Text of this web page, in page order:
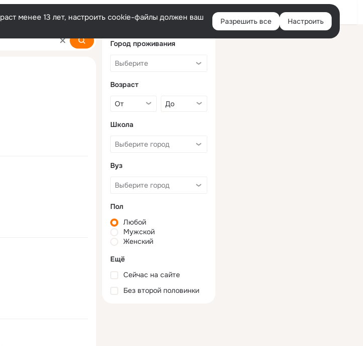
Войти
менее 13 лет, настроить cookie-файлы должен ваш
Разрешить все Настроить
Город проживания
Возраст
Школа
Вуз
Пол
Любой
Мужской
Женский
Ещё
Сейчас на сайте
Без второй половинки